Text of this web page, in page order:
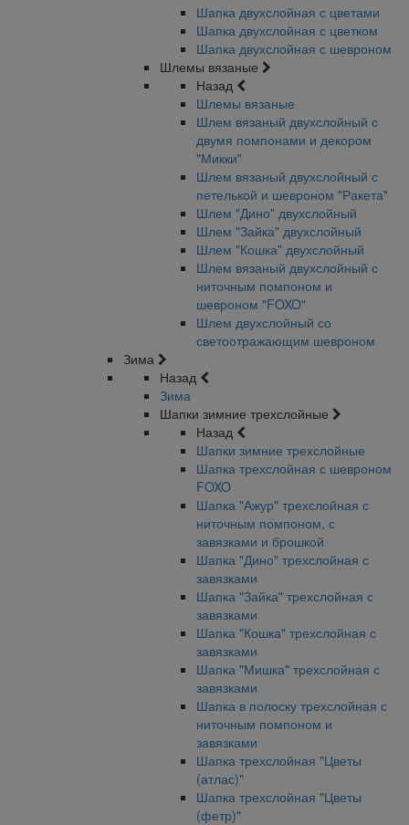
Шапка двухслойная с цветами
Шапка двухслойная с цветком
Шапка двухслойная с шевроном
Шлемы вязаные
Назад
Шлемы вязаные
Шлем вязаный двухслойный с
двумя помпонами и декором
"Микки"
Шлем вязаный двухслойный с
петелькой и шевроном "Ракета"
Шлем "Дино" двухслойный
Шлем "Зайка" двухслойный
Шлем "Кошка" двухслойный
Шлем вязаный двухслойный с
ниточным помпоном и
шевроном "FOXO"
Шлем двухслойный со
светоотражающим шевроном
Зима
Назад
Зима
Шапки зимние трехслойные
Назад
Шапки зимние трехслойные
Шапка трехслойная с шевроном
FOXO
Шапка "Ажур" трехслойная с
ниточным помпоном, с
завязками и брошкой
Шапка "Дино" трехслойная с
завязками
Шапка "Зайка" трехслойная с
завязками
Шапка "Кошка" трехслойная с
завязками
Шапка "Мишка" трехслойная с
завязками
Шапка в полоску трехслойная с
ниточным помпоном и
завязками
Шапка трехслойная "Цветы
(атлас)"
Шапка трехслойная "Цветы
(фетр)"